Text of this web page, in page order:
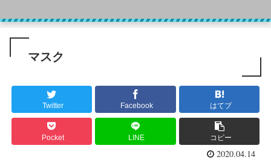
マスク
Twitter Facebook はてブ
Pocket LINE コピー
2020.04.14